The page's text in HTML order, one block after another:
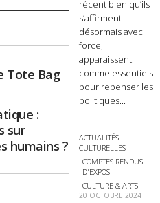
Tote Bag
:
sur
humains ?
récent bien qu’ils
s’affirment
désormais avec
force,
apparaissent
comme essentiels
pour repenser les
politiques...
ACTUALITÉS
CULTURELLES
COMPTES RENDUS
D'EXPOS
CULTURE & ARTS
20 OCTOBRE 2024